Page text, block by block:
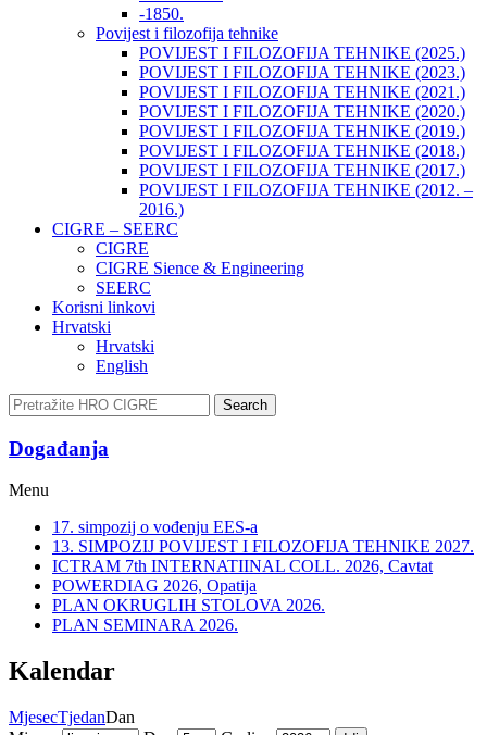
-1850.
Povijest i filozofija tehnike
POVIJEST I FILOZOFIJA TEHNIKE (2025.)
POVIJEST I FILOZOFIJA TEHNIKE (2023.)
POVIJEST I FILOZOFIJA TEHNIKE (2021.)
POVIJEST I FILOZOFIJA TEHNIKE (2020.)
POVIJEST I FILOZOFIJA TEHNIKE (2019.)
POVIJEST I FILOZOFIJA TEHNIKE (2018.)
POVIJEST I FILOZOFIJA TEHNIKE (2017.)
POVIJEST I FILOZOFIJA TEHNIKE (2012. –
2016.)
CIGRE – SEERC
CIGRE
CIGRE Sience & Engineering
SEERC
Korisni linkovi
Hrvatski
Hrvatski
English
Search
Događanja​
Menu
17. simpozij o vođenju EES-a
13. SIMPOZIJ POVIJEST I FILOZOFIJA TEHNIKE 2027.
ICTRAM 7th INTERNATIINAL COLL. 2026, Cavtat
POWERDIAG 2026, Opatija
PLAN OKRUGLIH STOLOVA 2026.
PLAN SEMINARA 2026.
Kalendar
MjesecTjedanDan